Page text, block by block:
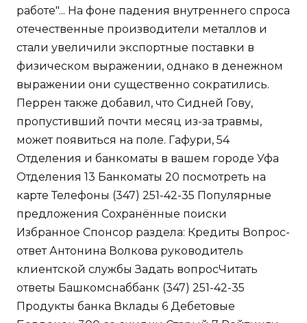
работе"... На фоне падения внутреннего спроса
отечественные производители металлов и
стали увеличили экспортные поставки в
физическом выражении, однако в денежном
выражении они существенно сократились.
Перрен также добавил, что Сидней Гову,
пропустивший почти месяц из-за травмы,
может появиться на поле. Гафури, 54
Отделения и банкоматы в вашем городе Уфа
Отделения 13 Банкоматы 20 посмотреть на
карте Телефоны (347) 251-42-35 Популярные
предложения Сохранённые поиски
Избранное Спонсор раздела: Кредиты Вопрос-
ответ Антонина Волкова руководитель
клиентской службы Задать вопросЧитать
ответы Башкомснаббанк (347) 251-42-35
Продукты банка Вклады 6 Дебетовые